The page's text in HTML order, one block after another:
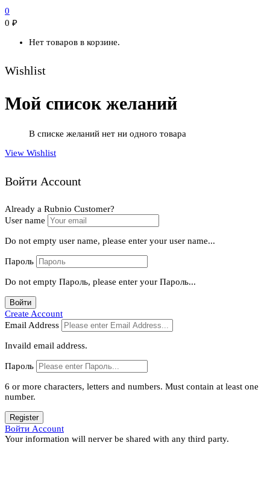
0
0 ₽
Нет товаров в корзине.
Wishlist
Мой список желаний
В списке желаний нет ни одного товара
View Wishlist
Войти Account
Already a Rubnio Customer?
User name
Do not empty user name, please enter your user name...
Пароль
Do not empty Пароль, please enter your Пароль...
Войти
Create Account
Email Address
Invaild email address.
Пароль
6 or more characters, letters and numbers. Must contain at least one
number.
Register
Войти Account
Your information will nerver be shared with any third party.